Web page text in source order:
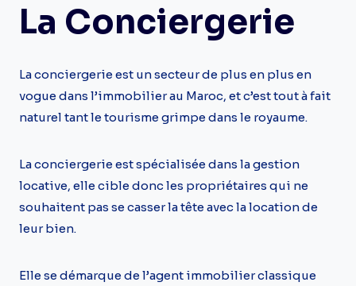
La Conciergerie
La conciergerie est un secteur de plus en plus en
vogue dans l’immobilier au Maroc, et c’est tout à fait
naturel tant le tourisme grimpe dans le royaume.
La conciergerie est spécialisée dans la gestion
locative, elle cible donc les propriétaires qui ne
souhaitent pas se casser la tête avec la location de
leur bien.
Elle se démarque de l’agent immobilier classique